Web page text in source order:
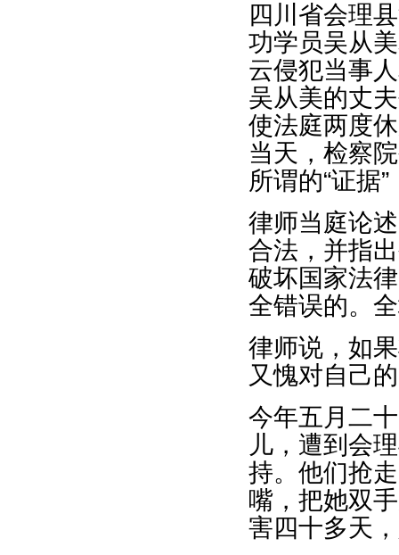
四川省会理
功学员吴从
云侵犯当事
吴从美的丈
使法庭两度
当天，检察
所谓的“证据
律师当庭论
合法，并指
破坏国家法
全错误的。
律师说，如
又愧对自己
今年五月二
儿，遭到会
持。他们抢
嘴，把她双
害四十多天